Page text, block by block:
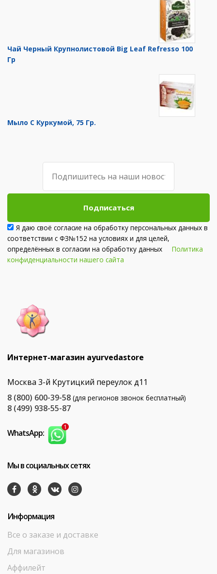
Чай Черный Крупнолистовой Big Leaf Refresso 100
Гр
Мыло С Куркумой, 75 Гр.
Подписаться
Я даю своё согласие на обработку персональных данных в
соответствии с ФЗ№152 на условиях и для целей,
определённых в согласии на обработку данных Политика
конфиденциальности нашего сайта
Интернет-магазин ayurvedastore
Москва 3-й Крутицкий переулок д11
8 (800) 600-39-58 (для регионов звонок бесплатный)
8 (499) 938-55-87
WhatsApp:
Мы в социальных сетях
Информация
Все о заказе и доставке
Для магазинов
Аффилейт